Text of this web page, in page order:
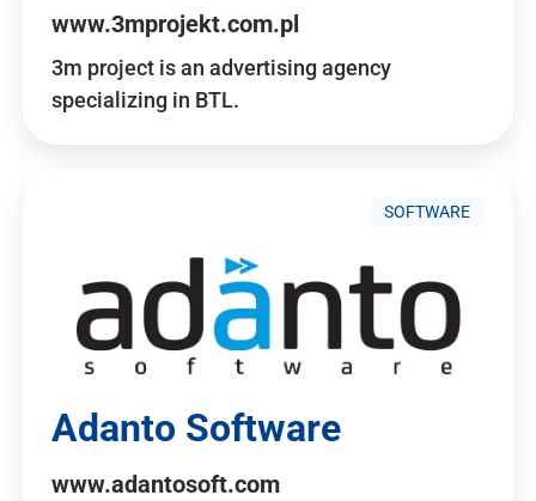
www.3mprojekt.com.pl
3m project is an advertising agency
specializing in BTL.
SOFTWARE
Adanto Software
www.adantosoft.com